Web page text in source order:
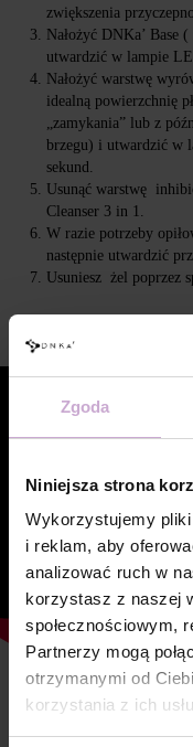
Zgoda
Niniejsza strona
Wykorzystujemy
i reklam, aby
analizować ruch w
korzystasz z naszej
społecznościowym,
Partnerzy mogą
otrzymanymi od
korzystania z ich
zwiększenia
Nałożyć DNKa’ Base
utwardzić w lampie
Nałożyć warstwę
idealną powierzchnię
„zamykania” lub z
brzegu) i utwardzić w
sekund.
Usunąć warstwę
Cleanser 3 in 1.
W razie potrzeby
następnie utwardzić
Usuniesz żel poprzez
Wideo
Cechy
Skład